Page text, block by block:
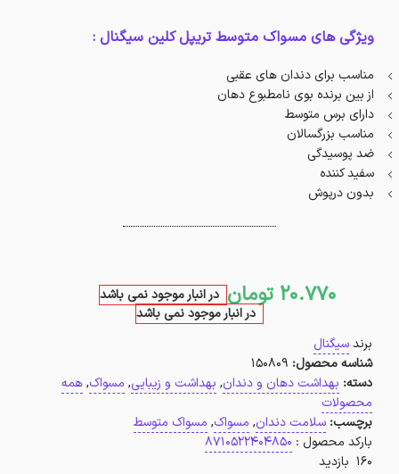
ویژگی های مسواک متوسط تریپل کلین سیگنال :
مناسب برای دندان های عقبی
از بین برنده بوی نامطبوع دهان
دارای برس متوسط
مناسب بزرگسالان
ضد پوسیدگی
سفید کننده
بدون درپوش
20.770 تومان در انبار موجود نمی باشد
در انبار موجود نمی باشد
برندسیگنال
شناسه محصول: 150809
دسته: بهداشت دهان و دندان, بهداشت و زیبایی, مسواک,همه
محصولات
برچسب: سلامت دندان, مسواک, مسواک متوسط
بارکد محصول : 8710522404850
160 بازدید